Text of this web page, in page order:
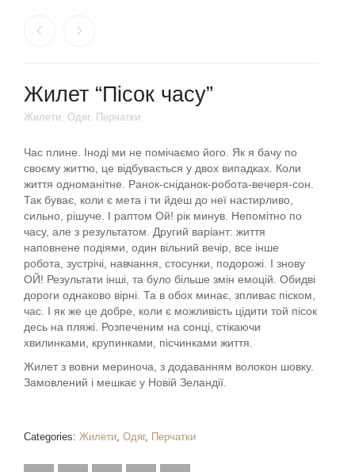
Жилет “Пісок часу”
Жилети, Одяг, Перчатки
Час плине. Іноді ми не помічаємо його. Як я бачу по
своєму життю, це відбувається у двох випадках. Коли
життя одноманітне. Ранок-сніданок-робота-вечеря-сон.
Так буває, коли є мета і ти йдеш до неї настирливо,
сильно, рішуче. І раптом Ой! рік минув. Непомітно по
часу, але з результатом. Другий варіант: життя
наповнене подіями, один вільний вечір, все інше
робота, зустрічі, навчання, стосунки, подорожі. І знову
ОЙ! Результати інші, та було більше змін емоцій. Обидві
дороги однаково вірні. Та в обох минає, зпливає піском,
час. І як же це добре, коли є можливість цідити той пісок
десь на пляжі. Розпеченим на сонці, стікаючи
хвилинками, крупинками, пісчинками життя.
Жилет з вовни мериноча, з додаванням волокон шовку.
Замовлений і мешкає у Новій Зеландії.
Categories: Жилети Одяг, Перчатки